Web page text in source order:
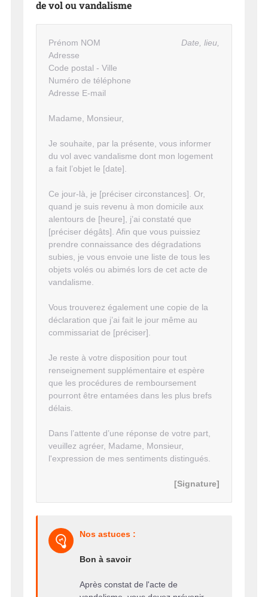
de vol ou vandalisme
Date, lieu,
Prénom NOM
Adresse
Code postal - Ville
Numéro de téléphone
Adresse E-mail
Madame, Monsieur,
Je souhaite, par la présente, vous informer
du vol avec vandalisme dont mon logement
a fait l’objet le [date].
Ce jour-là, je [préciser circonstances]. Or,
quand je suis revenu à mon domicile aux
alentours de [heure], j’ai constaté que
[préciser dégâts]. Afin que vous puissiez
prendre connaissance des dégradations
subies, je vous envoie une liste de tous les
objets volés ou abimés lors de cet acte de
vandalisme.
Vous trouverez également une copie de la
déclaration que j’ai fait le jour même au
commissariat de [préciser].
Je reste à votre disposition pour tout
renseignement supplémentaire et espère
que les procédures de remboursement
pourront être entamées dans les plus brefs
délais.
Dans l’attente d’une réponse de votre part,
veuillez agréer, Madame, Monsieur,
l'expression de mes sentiments distingués.
[Signature]
Nos astuces :
Bon à savoir
Après constat de l'acte de